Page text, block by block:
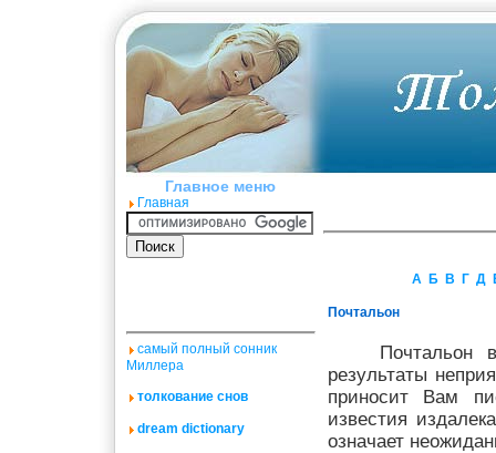
Главное меню
Главная
самый полный сонник
Миллера
толкование снов
dream dictionary
А Б В Г Д
Почтальон
Почтальон
результаты
приносит Вам
известия
означает